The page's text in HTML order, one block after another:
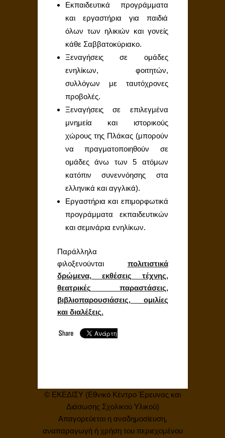
Εκπαιδευτικά προγράμματα
και εργαστήρια για παιδιά
όλων των ηλικιών και γονείς
κάθε Σαββατοκύριακο.
Ξεναγήσεις σε ομάδες
ενηλίκων, φοιτητών,
συλλόγων με ταυτόχρονες
προβολές.
Ξεναγήσεις σε επιλεγμένα
μνημεία και ιστορικούς
χώρους της Πλάκας (μπορούν
να πραγματοποιηθούν σε
ομάδες άνω των 5 ατόμων
κατόπιν συνεννόησης στα
ελληνικά και αγγλικά).
Εργαστήρια και επιμορφωτικά
προγράμματα εκπαιδευτικών
και σεμινάρια ενηλίκων.
Παράλληλα
φιλοξενούνται πολιτιστικά
δρώμενα, εκθέσεις τέχνης,
θεατρικές παραστάσεις,
βιβλιοπαρουσιάσεις, ομιλίες
και διαλέξεις.
© ΕΚΕΔΙΣΥ (Εθνικό Κέντρο Έρευνας και
Διάσωσης Σχολικού Υλικού)
Απαγορεύεται η αναδημοσίευση,
αναπαραγωγή ή χρήση του περιεχομένου